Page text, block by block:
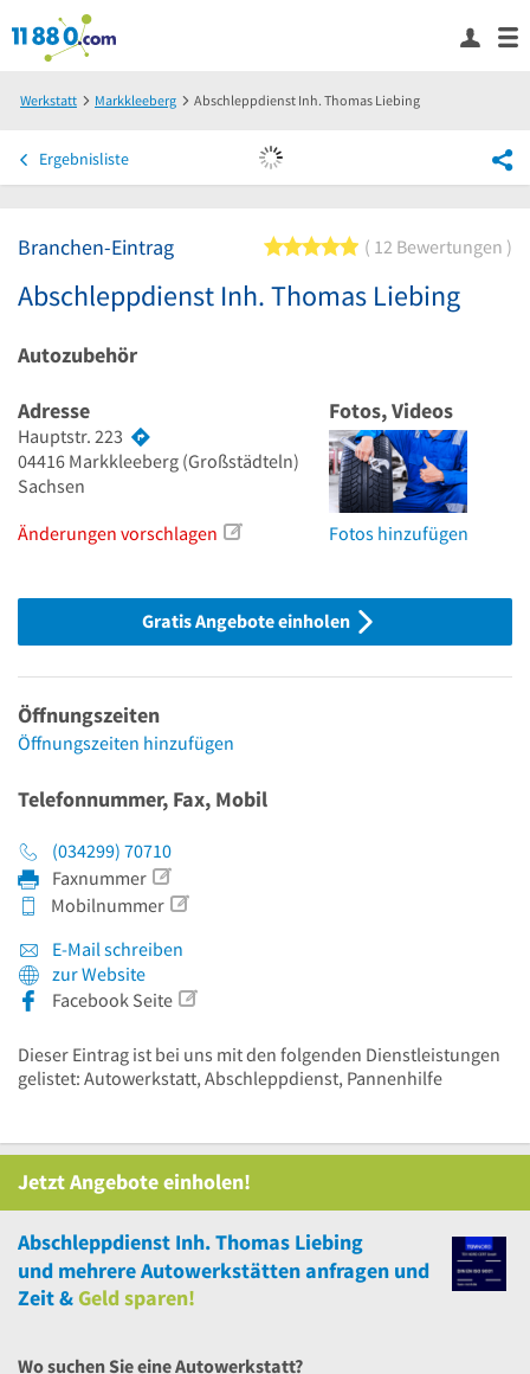
Werkstatt Markkleeberg Abschleppdienst Inh. Thomas Liebing
Ergebnisliste
Branchen-Eintrag 5 von 5 Sternen
12 Bewertungen
Abschleppdienst Inh. Thomas Liebing
Autozubehör
Adresse
Hauptstr. 223
04416 Markkleeberg (Großstädteln)
Sachsen
Änderungen vorschlagen
Fotos, Videos
Fotos hinzufügen
Gratis Angebote einholen
Öffnungszeiten
Öffnungszeiten hinzufügen
Telefonnummer, Fax, Mobil
(034299) 70710
Faxnummer
Mobilnummer
E-Mail schreiben
zur Website
Facebook Seite
Dieser Eintrag ist bei uns mit den folgenden Dienstleistungen
gelistet: Autowerkstatt, Abschleppdienst, Pannenhilfe
Jetzt Angebote einholen!
Abschleppdienst Inh. Thomas Liebing
und mehrereAutowerkstätten anfragen und
Zeit &Geld sparen!
Wo suchen Sie eine Autowerkstatt?